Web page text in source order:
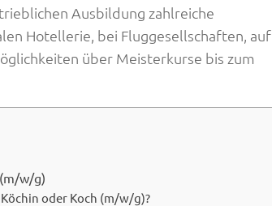
Ausbildung zahlreiche
Hotellerie, bei Fluggesellschaften, auf
über Meisterkurse bis zum
w/g)
oder Koch (m/w/g)?